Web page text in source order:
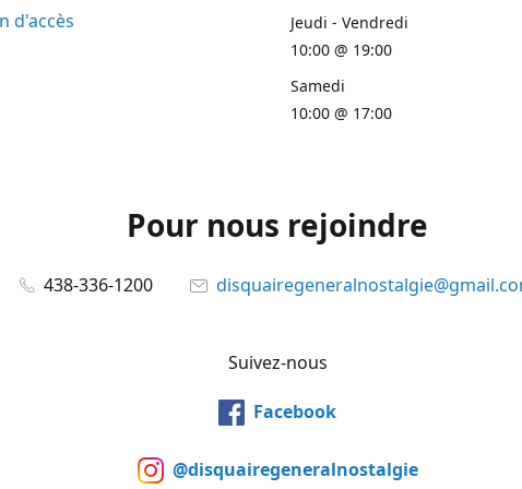
d'accès
Jeudi - Vendredi
10:00 @ 19:00
Samedi
10:00 @ 17:00
Pour nous rejoindre
438-336-1200
Suivez-nous
Facebook
@disquairegeneralnostalgie